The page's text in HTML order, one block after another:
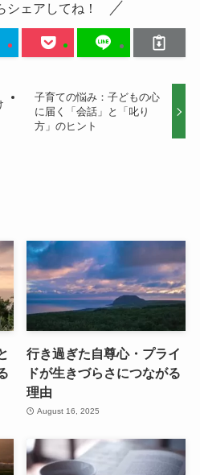
シェアしてね！
子育ての悩み：子どもの心
に届く「会話」と「叱り
方」のヒント
行き過ぎた自尊心・プライ
ドが生きづらさにつながる
理由
August 16, 2025